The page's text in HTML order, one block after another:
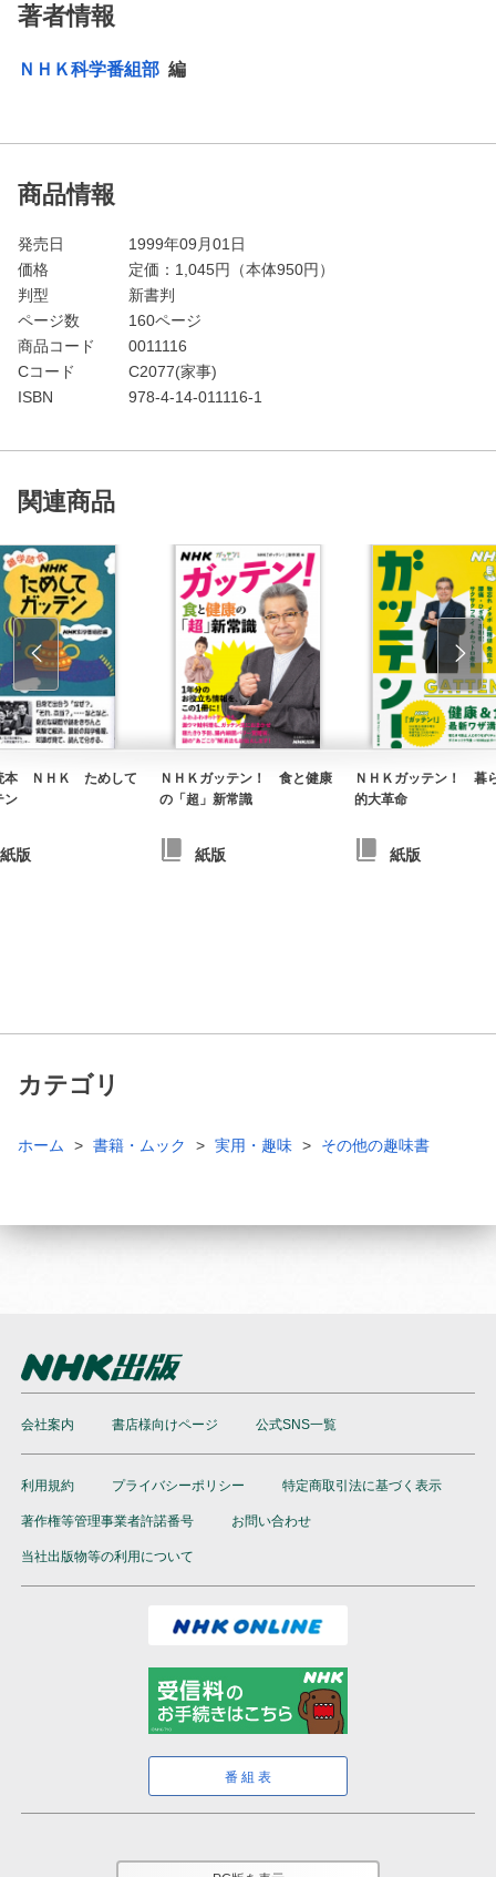
著者情報
ＮＨＫ科学番組部 編
商品情報
発売日
1999年09月01日
価格
定価： 1,045円（本体950円）
判型
新書判
ページ数
160ページ
商品コード
0011116
Cコード
C2077(家事)
ISBN
978-4-14-011116-1
関連商品
本 ＮＨＫ ためして
ン
紙版
ＮＨＫガッテン！ 食と健康
の「超」新常識
紙版
ＮＨＫガッテン！ 暮
的大革命
紙版
カテゴリ
ホーム 書籍・ムック 実用・趣味 その他の趣味書
会社案内 書店様向けページ 公式SNS一覧
利用規約 プライバシーポリシー 特定商取引法に基づく表示
著作権等管理事業者許諾番号 お問い合わせ
当社出版物等の利用について
番組表